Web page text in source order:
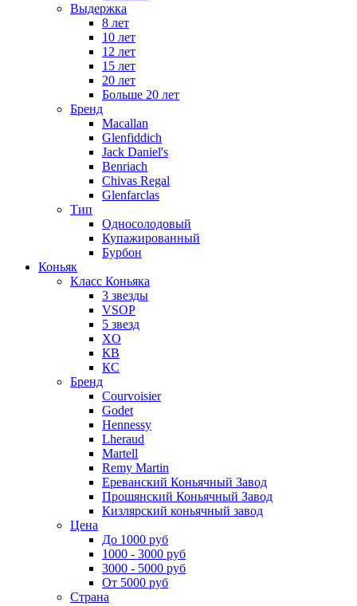
Выдержка
8 лет
10 лет
12 лет
15 лет
20 лет
Больше 20 лет
Бренд
Macallan
Glenfiddich
Jack Daniel's
Benriach
Chivas Regal
Glenfarclas
Тип
Односолодовый
Купажированный
Бурбон
Коньяк
Класс Коньяка
3 звезды
VSOP
5 звезд
XO
КВ
КС
Бренд
Courvoisier
Godet
Hennessy
Lheraud
Martell
Remy Martin
Ереванский Коньячный Завод
Прошянский Коньячный Завод
Кизлярский коньячный завод
Цена
До 1000 руб
1000 - 3000 руб
3000 - 5000 руб
От 5000 руб
Страна